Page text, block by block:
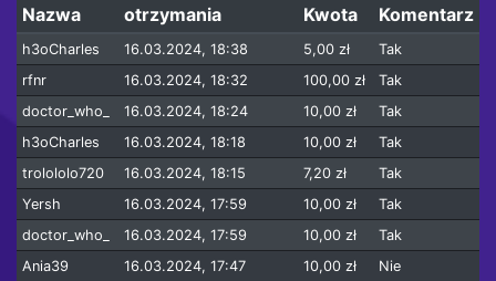
Nazwa
otrzymania
Kwota Komentarz
h3oCharles 16.03.2024, 18:38 5,00 zł
Tak
rfnr
16.03.2024, 18:32 100,00 zł
Tak
doctor_who_
16.03.2024, 18:24 10,00 zł
Tak
h3oCharles
16.03.2024, 18:18 10,00 zł
Tak
trolololo720
16.03.2024, 18:15 7,20 zł
Tak
Yersh
16.03.2024, 17:59 10,00 zł
Tak
doctor_who_
16.03.2024, 17:59 10,00 zł
Tak
Ania39
16.03.2024, 17:47 10,00 zł
Nie